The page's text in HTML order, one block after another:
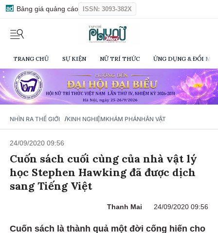
Bảng giá quảng cáo ISSN: 3093-382X
TRANG CHỦ SỰ KIỆN NỮ TRÍ THỨC ỨNG DỤNG & ĐỔI
NHÌN RA THẾ GIỚI /KINH NGHIỆMKHÁM PHÁNHÂN VẬT
24/09/2020 09:56
Cuốn sách cuối cùng của nhà vật lý
học Stephen Hawking đã được dịch
sang Tiếng Việt
Thanh Mai 24/09/2020 09:56
Cuốn sách là thành quả một đời cống hiến cho